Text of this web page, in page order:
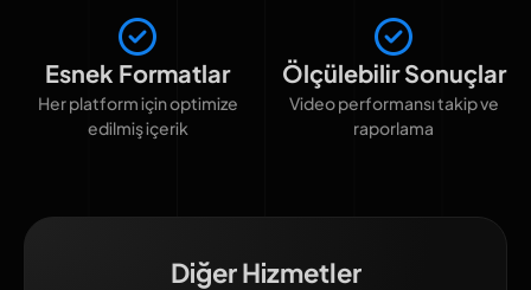
Esnek Formatlar
Her platform için optimize
edilmiş içerik
Ölçülebilir Sonuçlar
Video performansı takip ve
raporlama
Diğer Hizmetler